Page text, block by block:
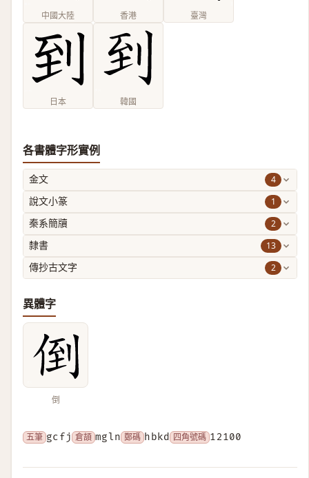
中國大陸 香港 臺灣
日本 韓國
各書體字形實例
金文 4
說文小篆 1
秦系簡牘 2
隸書 13
傳抄古文字 2
異體字
倒
五筆 gcfj 倉頡 mgln 鄭碼 hbkd 四角號碼 12100